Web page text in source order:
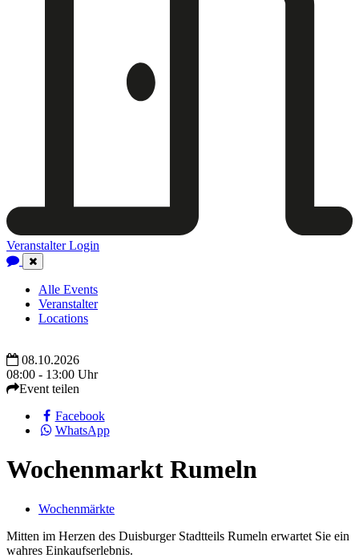
Veranstalter Login
Close
Navigation
Alle Events
Veranstalter
Locations
08.10.2026
08:00 - 13:00 Uhr
Event teilen
Facebook
WhatsApp
Wochenmarkt Rumeln
Wochenmärkte
Mitten im Herzen des Duisburger Stadtteils Rumeln erwartet Sie ein
wahres Einkaufserlebnis.